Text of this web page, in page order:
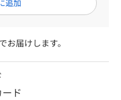
届けします。
ド